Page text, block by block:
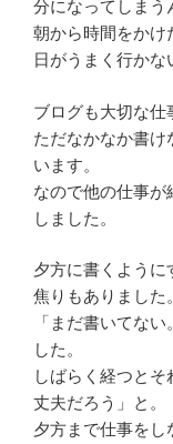
分になってしまう
朝から時間をかけ
日がうまく行かな
ブログも大切な仕
ただなかなか書け
います。
なので他の仕事が
しました。
夕方に書くように
焦りもありました。
「まだ書いてな
した。
しばらく経つと
丈夫だろう」と。
夕方まで仕事をし